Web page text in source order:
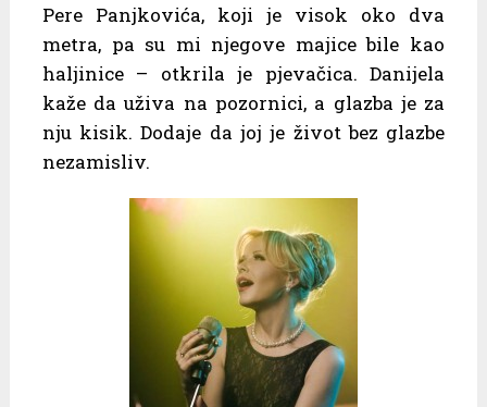
Pere Panjkovića, koji je visok oko dva
metra, pa su mi njegove majice bile kao
haljinice – otkrila je pjevačica. Danijela
kaže da uživa na pozornici, a glazba je za
nju kisik. Dodaje da joj je život bez glazbe
nezamisliv.